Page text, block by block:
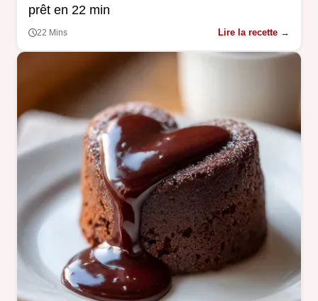
prêt en 22 min
22 Mins Lire la recette →